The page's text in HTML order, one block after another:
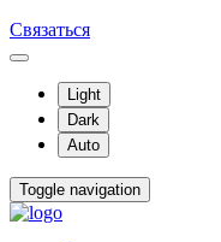
Связаться
Light
Dark
Auto
Toggle navigation